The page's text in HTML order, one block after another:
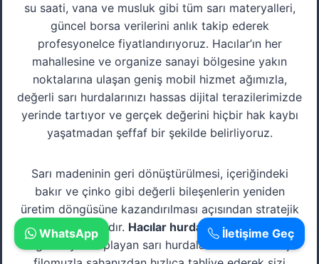
su saati, vana ve musluk gibi tüm sarı materyalleri,
güncel borsa verilerini anlık takip ederek
profesyonelce fiyatlandırıyoruz. Hacılar’ın her
mahallesine ve organize sanayi bölgesine yakın
noktalarına ulaşan geniş mobil hizmet ağımızla,
değerli sarı hurdalarınızı hassas dijital terazilerimizde
yerinde tartıyor ve gerçek değerini hiçbir hak kaybı
yaşatmadan şeffaf bir şekilde belirliyoruz.
Sarı madeninin geri dönüştürülmesi, içeriğindeki
bakır ve çinko gibi değerli bileşenlerin yeniden
üretim döngüsüne kazandırılması açısından stratejik
önem taşımaktadır. Hacılar hurdacıuzmanlığımızla,
ağır ve yer kaplayan sarı hurdalarınızı kendi araç
İletişime Geç
WhatsApp